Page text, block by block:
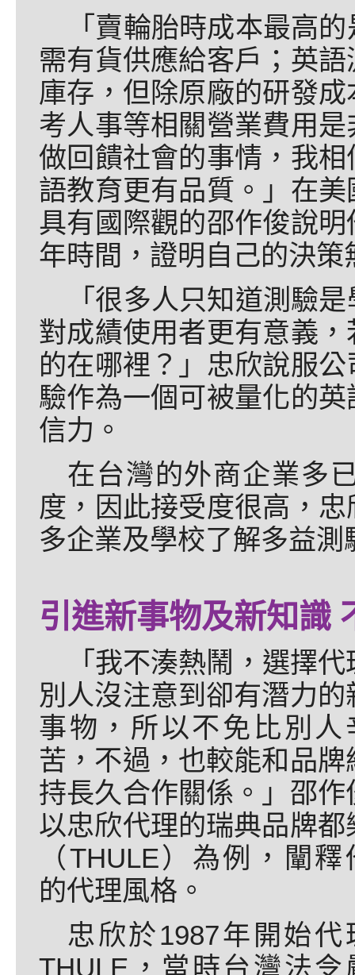
「賣輪胎時成本最高
需有貨供應給客戶；英
庫存，但除原廠的研發
考人事等相關營業費用
做回饋社會的事情，我
語教育更有品質。」在
具有國際觀的邵作俊說
年時間，證明自己的決策
「很多人只知道測驗
對成績使用者更有意義
的在哪裡？」忠欣說服
驗作為一個可被量化的
信力。
在台灣的外商企業多
度，因此接受度很高，
多企業及學校了解多益
引進新事物及新知識
「我不湊熱鬧，選擇代
別人沒注意到卻有潛力的
事物，所以不免比別人
苦，不過，也較能和品牌
持長久合作關係。」邵作
以忠欣代理的瑞典品牌都
（THULE）為例，闡釋
的代理風格。
忠欣於1987年開始代
THULE，當時台灣法令